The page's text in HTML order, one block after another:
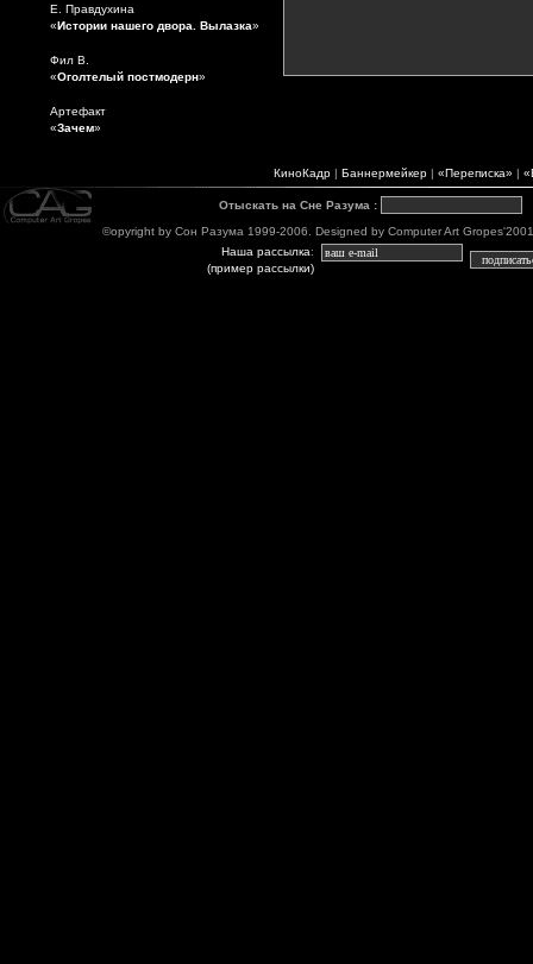
Е. Правдухина
«Истории нашего двора. Вылазка»
Фил В.
«Оголтелый постмодерн»
Артефакт
«Зачем»
КиноКадр | Баннермейкер | «Переписка» |
Отыскать на Сне Разума :
©opyright by Сон Разума 1999-2006. Designed by Computer Art
Наша рассылка:
(пример рассылки)